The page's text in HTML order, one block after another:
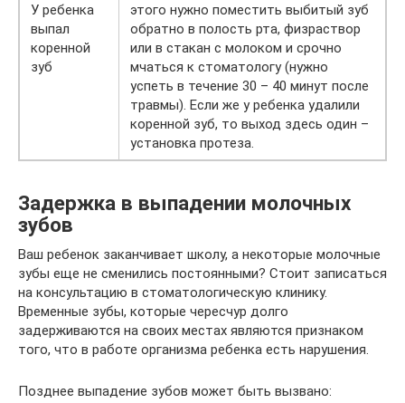
У ребенка
выпал
коренной
зуб
этого нужно поместить выбитый зуб
обратно в полость рта, физраствор
или в стакан с молоком и срочно
мчаться к стоматологу (нужно
успеть в течение 30 – 40 минут после
травмы). Если же у ребенка удалили
коренной зуб, то выход здесь один –
установка протеза.
Задержка в выпадении молочных
зубов
Ваш ребенок заканчивает школу, а некоторые молочные
зубы еще не сменились постоянными? Стоит записаться
на консультацию в стоматологическую клинику.
Временные зубы, которые чересчур долго
задерживаются на своих местах являются признаком
того, что в работе организма ребенка есть нарушения.
Позднее выпадение зубов может быть вызвано: